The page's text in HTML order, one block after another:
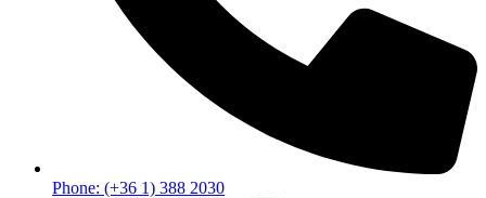
Phone: (+36 1) 388 2030